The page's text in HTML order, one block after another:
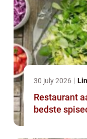
30 july 2026
Restaurant aalborg
bedste